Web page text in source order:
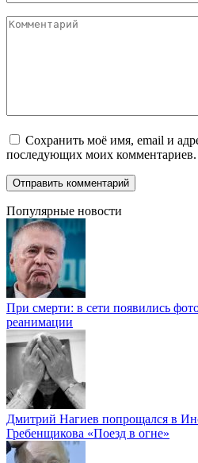
Комментарий
Сохранить моё имя, email и
последующих моих комментариев.
Популярные новости
При смерти: в сети появились
реанимации
Дмитрий Нагиев попрощался в
Гребенщикова «Поезд в огне»